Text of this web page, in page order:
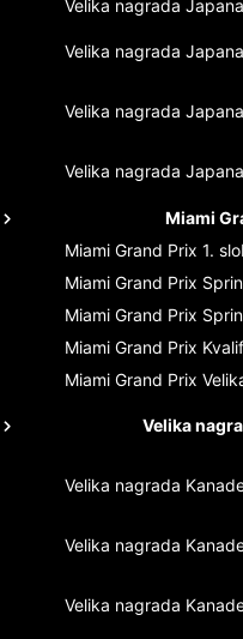
Velika nagrada Japana
Velika nagrada Japana
Velika nagrada Japana
Velika nagrada Japana
Miami
Miami Grand Prix 1.
Miami Grand Prix
Miami Grand Prix
Miami Grand Prix
Miami Grand Prix
Velika
Velika nagrada
Velika nagrada
Velika nagrada